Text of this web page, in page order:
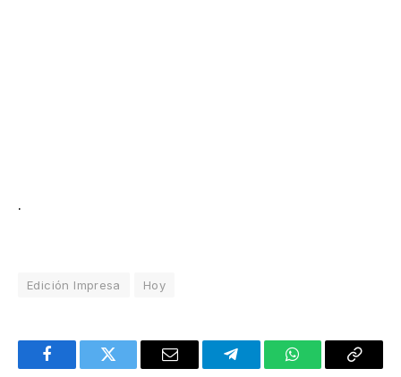
.
Edición Impresa Hoy
FacebookTwitter Email TelegramWhatsAppCopy